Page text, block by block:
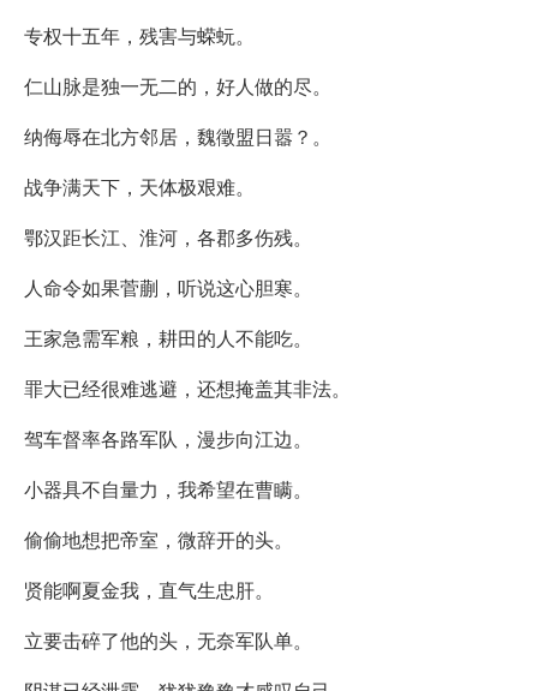
专权十五年，残害与蝾蚖。
仁山脉是独一无二的，好人做的尽。
纳侮辱在北方邻居，魏徵盟日嚣？。
战争满天下，天体极艰难。
鄂汉距长江、淮河，各郡多伤残。
人命令如果菅蒯，听说这心胆寒。
王家急需军粮，耕田的人不能吃。
罪大已经很难逃避，还想掩盖其非法。
驾车督率各路军队，漫步向江边。
小器具不自量力，我希望在曹瞒。
偷偷地想把帝室，微辞开的头。
贤能啊夏金我，直气生忠肝。
立要击碎了他的头，无奈军队单。